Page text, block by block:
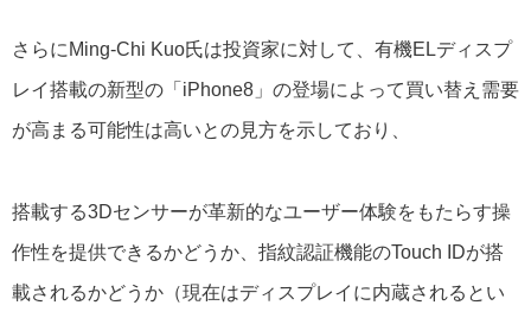
さらにMing-Chi Kuo氏は投資家に対して、有機ELディスプ
レイ搭載の新型の「iPhone8」の登場によって買い替え需要
が高まる可能性は高いとの見方を示しており、
搭載する3Dセンサーが革新的なユーザー体験をもたらす操
作性を提供できるかどうか、指紋認証機能のTouch IDが搭
載されるかどうか（現在はディスプレイに内蔵されるとい